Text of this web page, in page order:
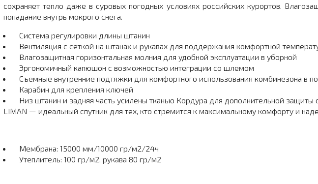
сохраняет тепло даже в суровых погодных условиях российских курортов.
попадание внутрь мокрого снега.
Система регулировки длины штанин
Вентиляция с сеткой на штанах и рукавах для поддержания комфортной
Влагозащитная горизонтальная молния для удобной эксплуатации в уборной
Эргономичный капюшон с возможностью интеграции со шлемом
Съемные внутренние подтяжки для комфортного использования комбинезона в
Карабин для крепления ключей
Низ штанин и задняя часть усилены тканью Кордура для дополнительной защиты
LIMAN — идеальный спутник для тех, кто стремится к максимальному комфорту и
Мембрана: 15000 мм/10000 гр/м2/24ч
Утеплитель: 100 гр/м2, рукава 80 гр/м2